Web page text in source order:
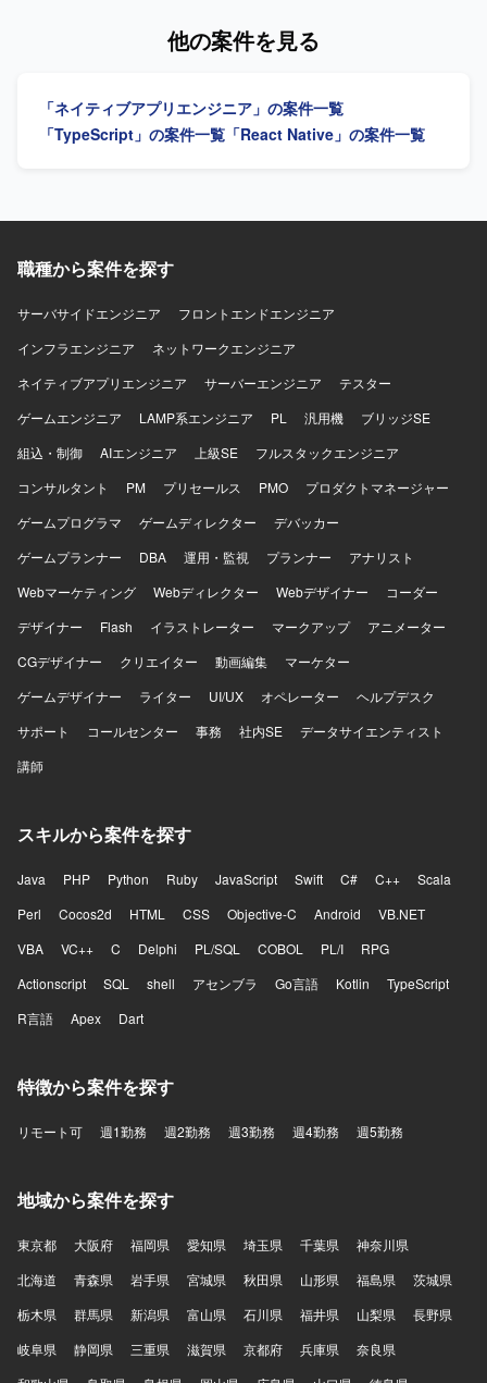
AIコーディングツールを積極的に活用しながら、開発フロ
ダクト全体に反映していく経験を積んでいただけます。
【開発環境】 言語はTypeScriptを使用し、フレームワーク
す。 PCはWindowsまたはMacが支給され、Claude Codeを
アプリケーションと独自開発のプラグインを組み合わせた
装、テスト、運用保守までを一貫してご担当いただきま
す。 【求める人物像】 生成AI技術への関心が高く、新しい
形にしていける方が望ましいです。 【ポジションの魅力】
用まで、フルスタックで一貫して関わることができるポジ
ションです。Azure OpenAIやGeminiなどの最新の生成AIモ
デルや、TypeScript / React / Next.js / Python / FastAPIとい
ったモダンな技術スタックを活用しながら、業務効率化に
直結するソリューション開発の経験を積んでいただけま
Next.js, Chakra UI, Playwright バックエンド：Python,
FastAPI, pytest AI/開発支援：GitHub Copilot, Claude Code
他の案件を見る
「ネイティブアプリエンジニア」の案件一覧
「TypeScript」の案件一覧 「React Native」の案件一覧
職種から案件を探す
サーバサイドエンジニア
フロントエンドエンジニア
インフラエンジニア
ネットワークエンジニア
ネイティブアプリエンジニア
サーバーエンジニア
テスター
ゲームエンジニア
LAMP系エンジニア PL 汎用機
ブリッジSE
組込・制御
AIエンジニア 上級SE
フルスタックエンジニア
コンサルタント
PM プリセールス PMO
プロダクトマネージャー
ゲームプログラマ
ゲームディレクター
デバッカー
ゲームプランナー
DBA 運用・監視 プランナー
アナリスト
Webマーケティング
Webディレクター Webデザイナー
コーダー
デザイナー
Flash イラストレーター マークアップ
アニメーター
CGデザイナー
クリエイター 動画編集
マーケター
ゲームデザイナー
ライター UI/UX オペレーター
ヘルプデスク
サポート
コールセンター 事務 社内SE
データサイエンティスト
講師
スキルから案件を探す
Java PHP Python Ruby JavaScript Swift C# C++
Scala
Perl
Cocos2d HTML CSS Objective-C Android
VB.NET
VBA
VC++ C Delphi PL/SQL COBOL PL/I
RPG
Actionscript
SQL shell アセンブラ Go言語 Kotlin
TypeScript
R言語
Apex Dart
特徴から案件を探す
リモート可 週1勤務 週2勤務 週3勤務 週4勤務 週5勤務
地域から案件を探す
東京都 大阪府 福岡県 愛知県 埼玉県 千葉県
神奈川県
北海道
青森県 岩手県 宮城県 秋田県 山形県 福島県
茨城県
栃木県
群馬県 新潟県 富山県 石川県 福井県 山梨県
長野県
岐阜県
静岡県 三重県 滋賀県 京都府 兵庫県
奈良県